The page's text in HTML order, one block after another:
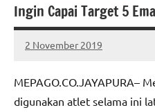
Ingin Capai Target 5
2 November 2019
MEPAGO
No
MEPAGO.CO.JAYAPURA–
digunakan atlet selama ini